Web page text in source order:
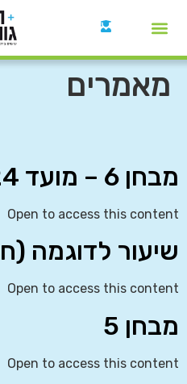
מאמרים
מבחן 6 – מועד 22.2.2024
Open to access this content
שיעור לדוגמה
Open to access this content
מבחן 5
Open to access this content